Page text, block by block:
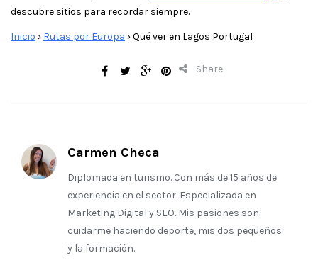
descubre sitios para recordar siempre.
Inicio › Rutas por Europa ›Qué ver en Lagos Portugal
Share
Carmen Checa
Diplomada en turismo. Con más de 15 años de
experiencia en el sector. Especializada en
Marketing Digital y SEO. Mis pasiones son
cuidarme haciendo deporte, mis dos pequeños
y la formación.